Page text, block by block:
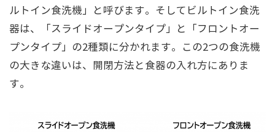
ルトイン食洗機」と呼びます。そしてビルトイン食洗
器は、「スライドオープンタイプ」と「フロントオー
プンタイプ」の2種類に分かれます。この2つの食洗機
の大きな違いは、開閉方法と食器の入れ方にありま
す。